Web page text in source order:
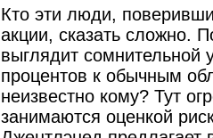
Кто эти люди,
акции, сказать сложно.
выглядит сомнительной
процентов к обычным
неизвестно кому? Тут
занимаются оценкой